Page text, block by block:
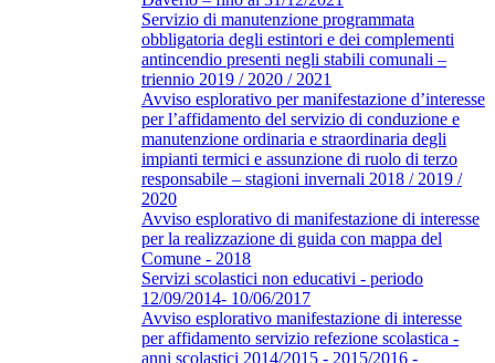
Servizio di manutenzione programmata
obbligatoria degli estintori e dei complementi
antincendio presenti negli stabili comunali –
triennio 2019 / 2020 / 2021
Avviso esplorativo per manifestazione d’interesse
per l’affidamento del servizio di conduzione e
manutenzione ordinaria e straordinaria degli
impianti termici e assunzione di ruolo di terzo
responsabile – stagioni invernali 2018 / 2019 /
2020
Avviso esplorativo di manifestazione di interesse
per la realizzazione di guida con mappa del
Comune - 2018
Servizi scolastici non educativi - periodo
12/09/2014- 10/06/2017
Avviso esplorativo manifestazione di interesse
per affidamento servizio refezione scolastica -
anni scolastici 2014/2015 - 2015/2016 -